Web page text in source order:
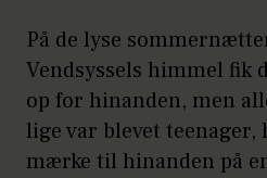
På de lyse
Vendsyssels himmel fik
op for hinanden, men
lige var blevet teenager,
mærke til hinanden på